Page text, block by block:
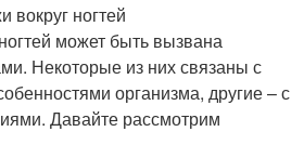
вокруг ногтей
может быть вызвана
Некоторые из них связаны с
организма, другие – с
Давайте рассмотрим